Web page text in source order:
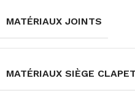
MATÉRIAUX JOINTS
MATÉRIAUX SIÈGE CLAPET